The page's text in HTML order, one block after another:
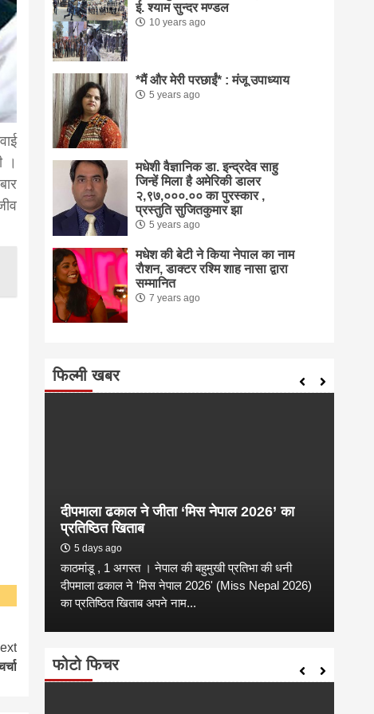
।
ई. श्याम सुन्दर मण्डल
10 years ago
*मैं और मेरी परछाईं* : मंजू उपाध्याय
5 years ago
मधेशी वैज्ञानिक डा. इन्द्रदेव साहु
जिन्हें मिला है अमेरिकी डालर
२,९७,०००.०० का पुरस्कार ,
प्रस्तुति सुजितकुमार झा
5 years ago
मधेश की बेटी ने किया नेपाल का नाम
राैशन, डाक्टर रश्मि शाह नासा द्वारा
सम्मानित
7 years ago
फिल्मी खबर
है
दीपमाला ढकाल ने जीता ‘मिस नेपाल 2026’ का
प्रतिष्ठित खिताब
5 days ago
काठमांडू , 1 अगस्त । नेपाल की बहुमुखी प्रतिभा की धनी
दीपमाला ढकाल ने 'मिस नेपाल 2026' (Miss Nepal 2026)
का प्रतिष्ठित खिताब अपने नाम...
फोटो फिचर